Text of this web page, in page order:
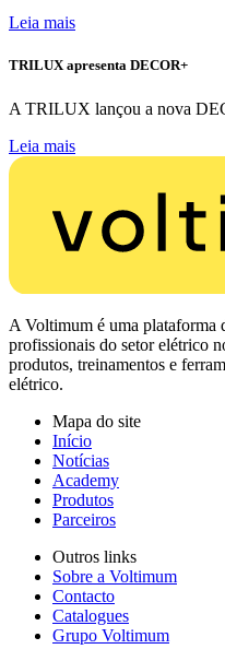
Leia mais
TRILUX apresenta DECOR+
A TRILUX lançou a nova
Leia mais
A Voltimum é uma plataforma
profissionais do setor elétrico
produtos, treinamentos e
elétrico.
Mapa do site
Início
Notícias
Academy
Produtos
Parceiros
Outros links
Sobre a Voltimum
Contacto
Catalogues
Grupo Voltimum